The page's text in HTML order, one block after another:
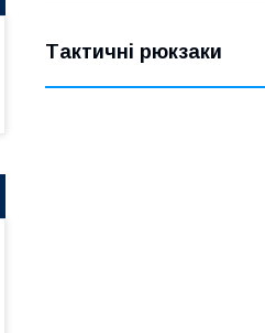
Тактичні рюкзаки